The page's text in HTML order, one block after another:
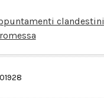
clandestini